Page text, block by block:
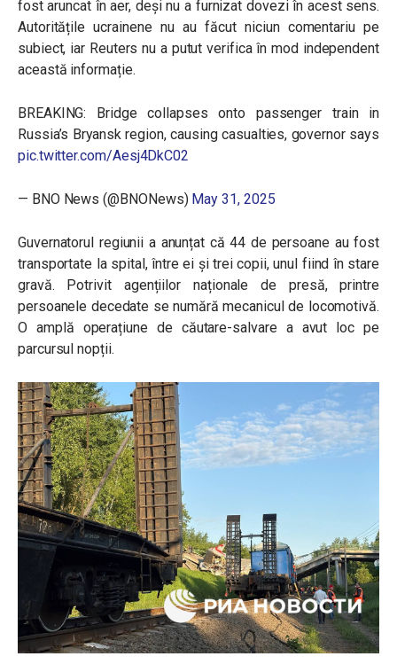
fost aruncat în aer, deși nu a furnizat dovezi în acest sens.
Autoritățile ucrainene nu au făcut niciun comentariu pe
subiect, iar Reuters nu a putut verifica în mod independent
această informație.
BREAKING: Bridge collapses onto passenger train in
Russia’s Bryansk region, causing casualties, governor says
pic.twitter.com/Aesj4DkC02
— BNO News (@BNONews) May 31, 2025
Guvernatorul regiunii a anunțat că 44 de persoane au fost
transportate la spital, între ei și trei copii, unul fiind în stare
gravă. Potrivit agențiilor naționale de presă, printre
persoanele decedate se numără mecanicul de locomotivă.
O amplă operațiune de căutare-salvare a avut loc pe
parcursul nopții.